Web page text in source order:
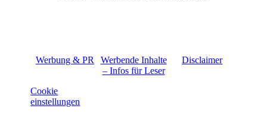
Werbung & PR
Werbende Inhalte
– Infos für Leser
Disclaimer
Cookie
einstellungen